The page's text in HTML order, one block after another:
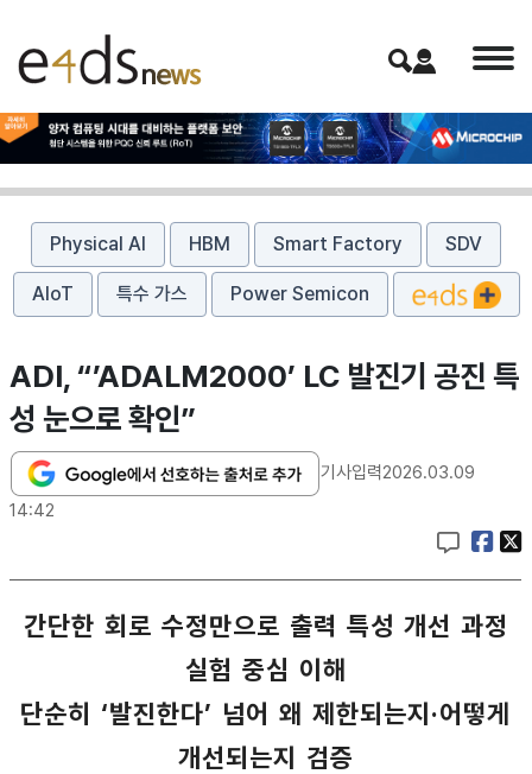
Physical AI HBM Smart Factory SDV
AIoT 특수 가스 Power Semicon
ADI, “’ADALM2000’ LC 발진기 공진 특
성 눈으로 확인”
기사입력2026.03.09
14:42
간단한 회로 수정만으로 출력 특성 개선 과정
실험 중심 이해
단순히 ‘발진한다’ 넘어 왜 제한되는지·어떻게
개선되는지 검증